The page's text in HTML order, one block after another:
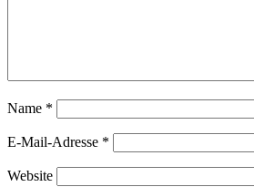
Name *
E-Mail-Adresse *
Website